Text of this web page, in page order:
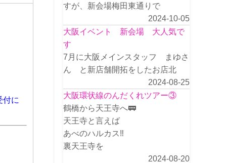
付に
すが、新会場梅田東通りで
2024-10-05
大阪イベント 新会場 大人気で
す
7月に大阪メインスタッフ まゆさ
ん と新店舗開拓をしたお店北
2024-08-25
大阪環状線のんだくれツアー③
鶴橋から天王寺へ🚃
天王寺と言えば
あべのハルカス‼️
裏天王寺を
2024-08-20